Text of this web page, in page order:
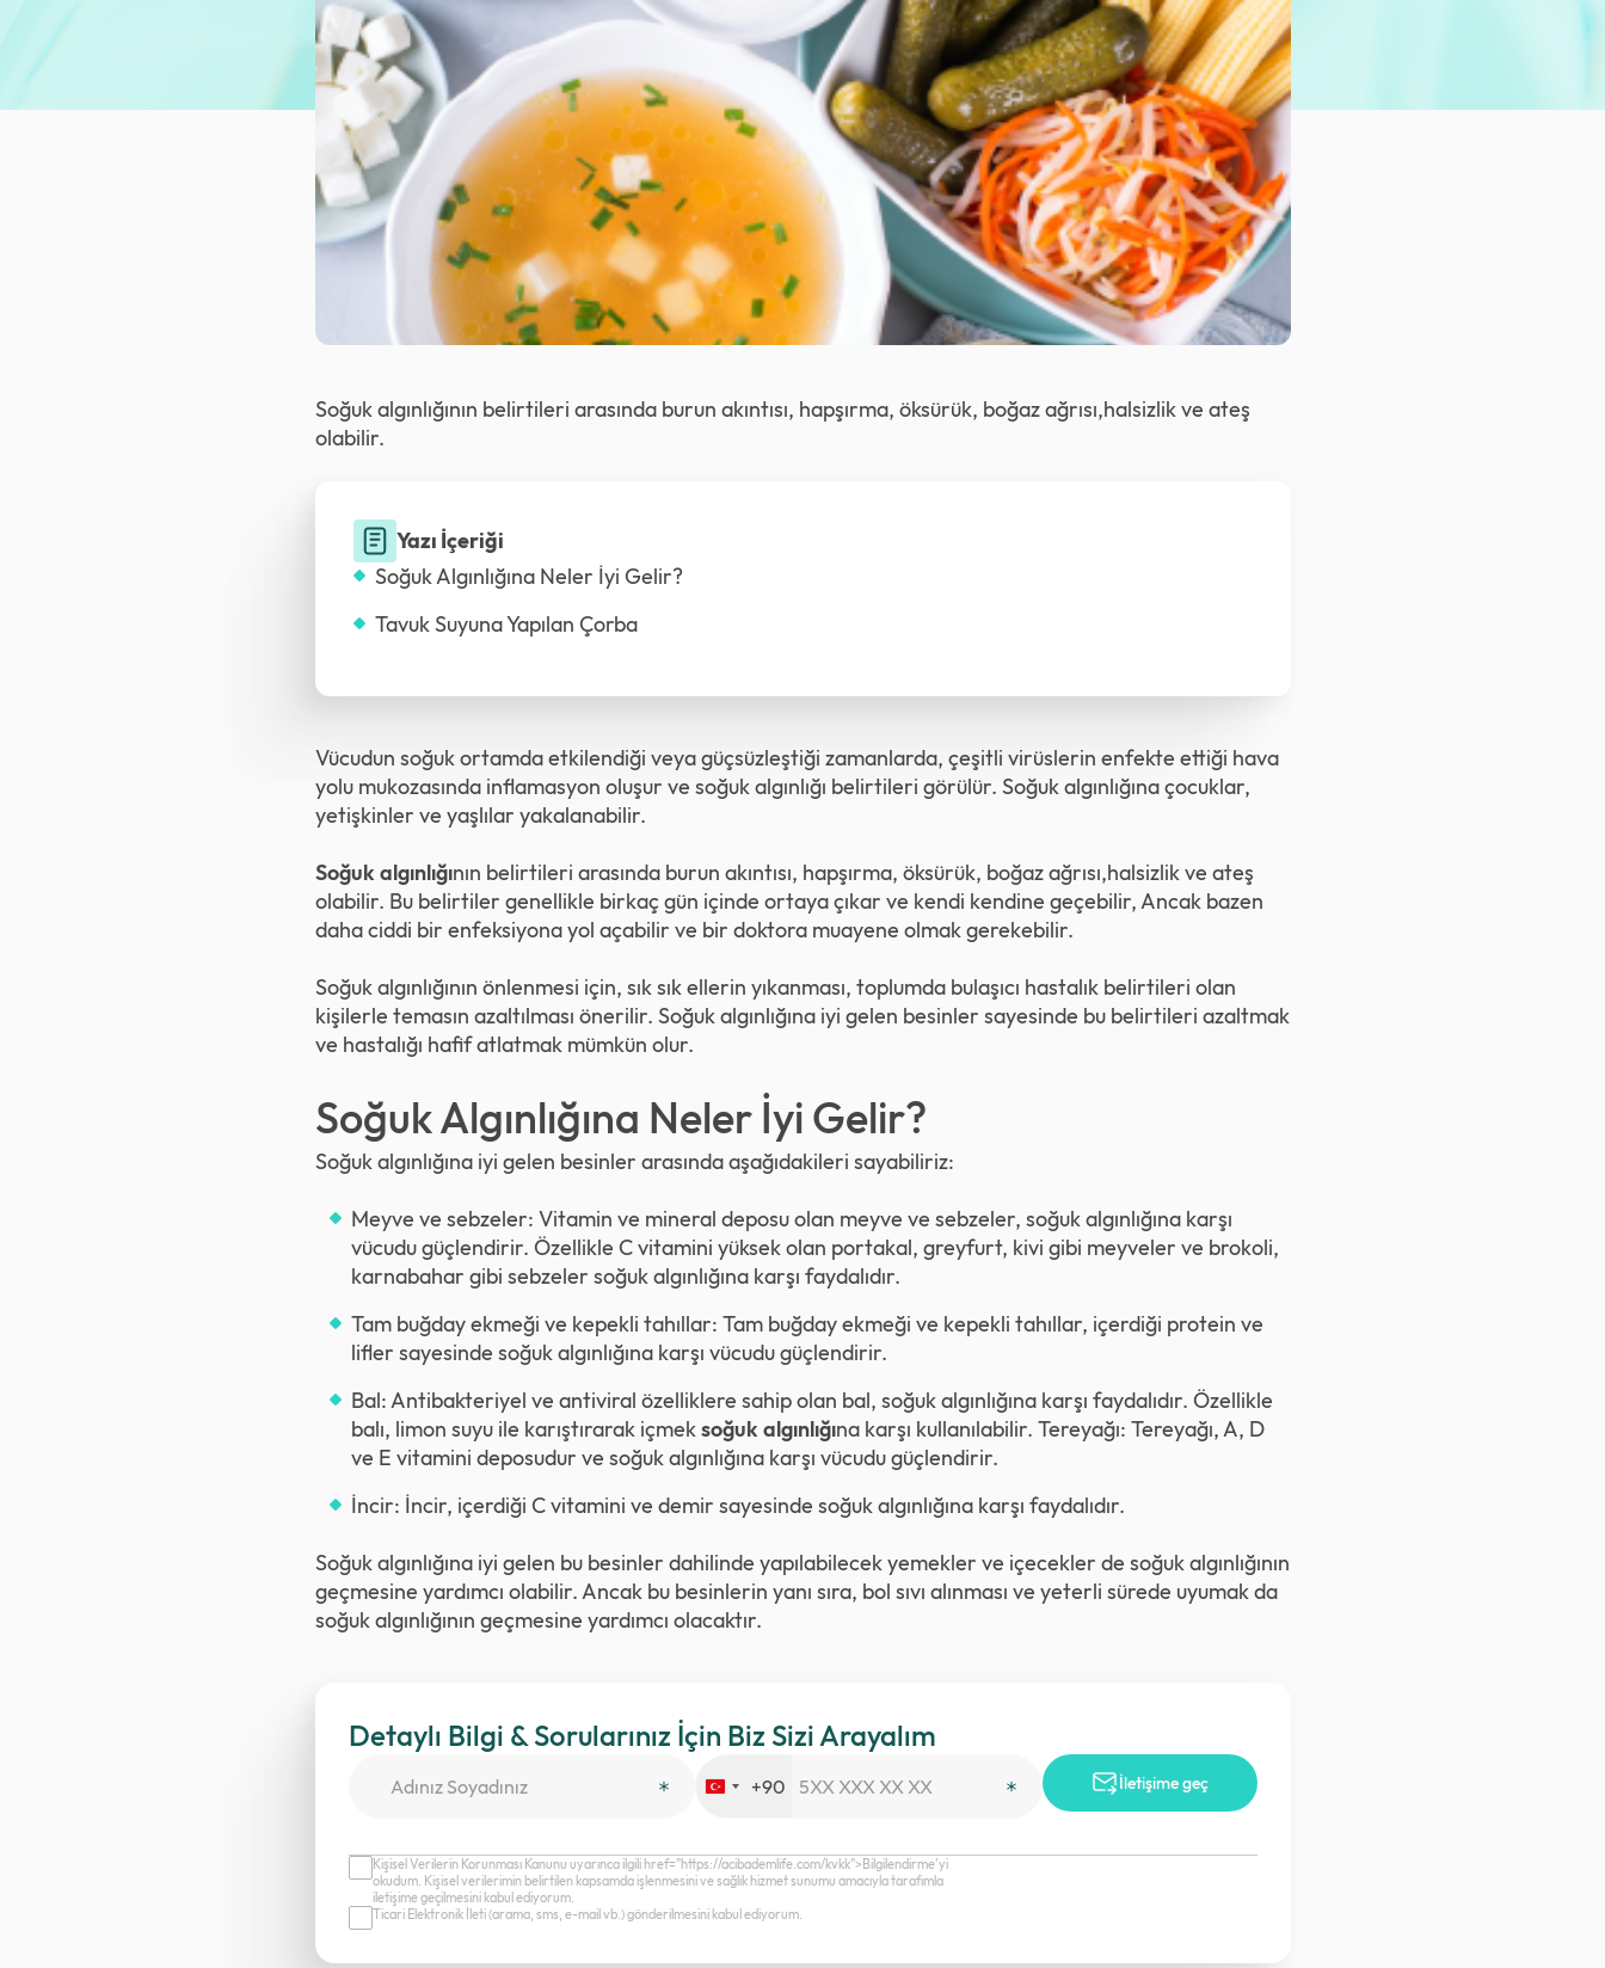
Soğuk algınlığının belirtileri arasında burun akıntısı, hapşırma, öksürük, boğaz ağrısı,halsizlik ve ateş
olabilir.
Yazı İçeriği
Soğuk Algınlığına Neler İyi Gelir?
Tavuk Suyuna Yapılan Çorba
Vücudun soğuk ortamda etkilendiği veya güçsüzleştiği zamanlarda, çeşitli virüslerin enfekte ettiği hava
yolu mukozasında inflamasyon oluşur ve soğuk algınlığı belirtileri görülür. Soğuk algınlığına çocuklar,
yetişkinler ve yaşlılar yakalanabilir.
Soğuk algınlığının belirtileri arasında burun akıntısı, hapşırma, öksürük, boğaz ağrısı,halsizlik ve ateş
olabilir. Bu belirtiler genellikle birkaç gün içinde ortaya çıkar ve kendi kendine geçebilir, Ancak bazen
daha ciddi bir enfeksiyona yol açabilir ve bir doktora muayene olmak gerekebilir.
Soğuk algınlığının önlenmesi için, sık sık ellerin yıkanması, toplumda bulaşıcı hastalık belirtileri olan
kişilerle temasın azaltılması önerilir. Soğuk algınlığına iyi gelen besinler sayesinde bu belirtileri azaltmak
ve hastalığı hafif atlatmak mümkün olur.
Soğuk Algınlığına Neler İyi Gelir?
Soğuk algınlığına iyi gelen besinler arasında aşağıdakileri sayabiliriz:
Meyve ve sebzeler: Vitamin ve mineral deposu olan meyve ve sebzeler, soğuk algınlığına karşı
vücudu güçlendirir. Özellikle C vitamini yüksek olan portakal, greyfurt, kivi gibi meyveler ve brokoli,
karnabahar gibi sebzeler soğuk algınlığına karşı faydalıdır.
Tam buğday ekmeği ve kepekli tahıllar: Tam buğday ekmeği ve kepekli tahıllar, içerdiği protein ve
lifler sayesinde soğuk algınlığına karşı vücudu güçlendirir.
Bal: Antibakteriyel ve antiviral özelliklere sahip olan bal, soğuk algınlığına karşı faydalıdır. Özellikle
balı, limon suyu ile karıştırarak içmeksoğuk algınlığına karşı kullanılabilir. Tereyağı: Tereyağı, A, D
ve E vitamini deposudur ve soğuk algınlığına karşı vücudu güçlendirir.
İncir: İncir, içerdiği C vitamini ve demir sayesinde soğuk algınlığına karşı faydalıdır.
Soğuk algınlığına iyi gelen bu besinler dahilinde yapılabilecek yemekler ve içecekler de soğuk algınlığının
geçmesine yardımcı olabilir. Ancak bu besinlerin yanı sıra, bol sıvı alınması ve yeterli sürede uyumak da
soğuk algınlığının geçmesine yardımcı olacaktır.
Detaylı Bilgi & Sorularınız İçin Biz Sizi Arayalım
Turkey
+90 İletişime geç
Kişisel Verilerin Korunması Kanunu uyarınca ilgili href="https://acibademlife.com/kvkk">Bilgilendirme’yi
okudum. Kişisel verilerimin belirtilen kapsamda işlenmesini ve sağlık hizmet sunumu amacıyla tarafımla
iletişime geçilmesini kabul ediyorum.
Ticari Elektronik İleti (arama, sms, e-mail vb.) gönderilmesini kabul ediyorum.